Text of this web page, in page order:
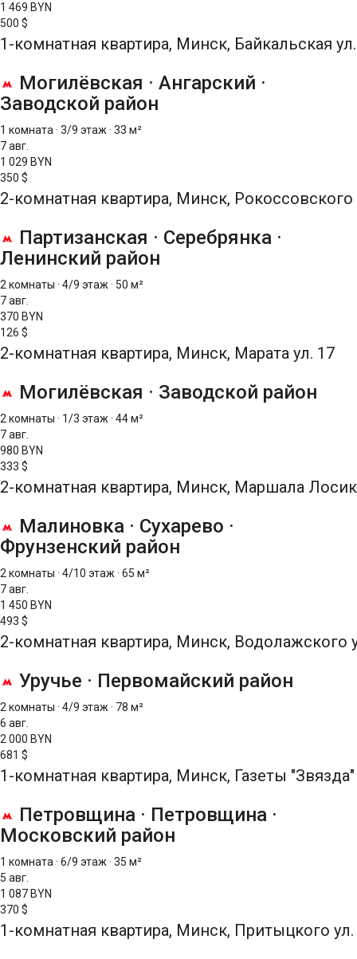
1 469 BYN
500 $
1-комнатная квартира, Минск, Байкальская
Могилёвская · Ангарский ·
Заводской район
1 комната · 3/9 этаж · 33 м²
7 авг.
1 029 BYN
350 $
2-комнатная квартира, Минск, Рокоссовского
Партизанская · Серебрянка ·
Ленинский район
2 комнаты · 4/9 этаж · 50 м²
7 авг.
370 BYN
126 $
2-комнатная квартира, Минск, Марата ул. 17
Могилёвская · Заводской район
2 комнаты · 1/3 этаж · 44 м²
7 авг.
980 BYN
333 $
2-комнатная квартира, Минск, Маршала
Малиновка · Сухарево ·
Фрунзенский район
2 комнаты · 4/10 этаж · 65 м²
7 авг.
1 450 BYN
493 $
2-комнатная квартира, Минск, Водолажского
Уручье · Первомайский район
2 комнаты · 4/9 этаж · 78 м²
6 авг.
2 000 BYN
681 $
1-комнатная квартира, Минск, Газеты
Петровщина · Петровщина ·
Московский район
1 комната · 6/9 этаж · 35 м²
5 авг.
1 087 BYN
370 $
1-комнатная квартира, Минск, Притыцкого ул.